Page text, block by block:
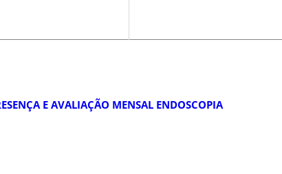
E AVALIAÇÃO MENSAL ENDOSCOPIA